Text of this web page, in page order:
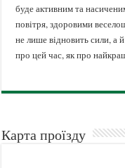
буде активним та
повітря, здоровими
не лише відновить сили, а
про цей час, як про
Карта проїзду